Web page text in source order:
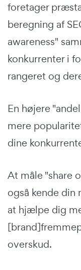
foretager
beregning af
awareness"
konkurrenter i
rangeret og
En højere
mere
dine
At måle "share
også kende
at hjælpe dig
overskud.